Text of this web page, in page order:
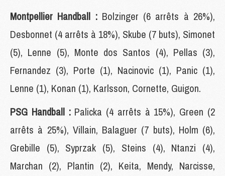
Montpellier Handball : Bolzinger (6 arrêts à 26%),
Desbonnet (4 arrêts à 18%), Skube (7 buts), Simonet
(5), Lenne (5), Monte dos Santos (4), Pellas (3),
Fernandez (3), Porte (1), Nacinovic (1), Panic (1),
Lenne (1), Konan (1), Karlsson, Cornette, Guigon.
PSG Handball : Palicka (4 arrêts à 15%), Green (2
arrêts à 25%), Villain, Balaguer (7 buts), Holm (6),
Grebille (5), Syprzak (5), Steins (4), Ntanzi (4),
Marchan (2), Plantin (2), Keita, Mendy, Narcisse,